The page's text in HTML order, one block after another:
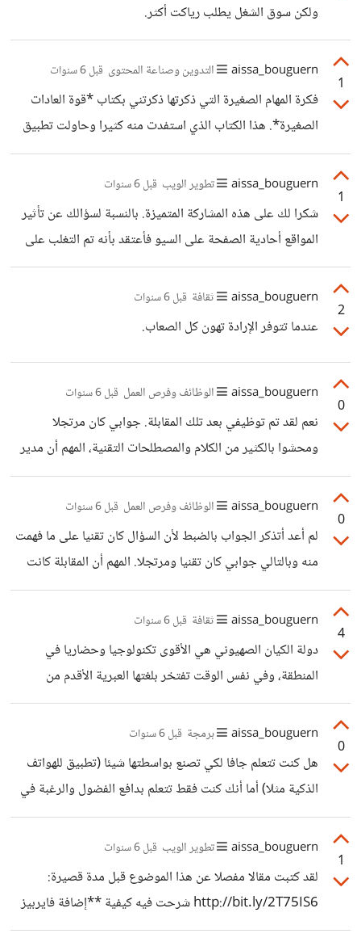
ولكن سوق الشغل يطلب رياكت أكثر.
1
aissa_bouguern التدوين وصناعة المحتوى قبل 6 سنوات
فكرة المهام الصغيرة التي ذكرتها ذكرتني بكتاب *قوة العادات
الصغيرة*. هذا الكتاب الذي استفدت منه كثيرا وحاولت تطبيق
بعض مما جاء فيه. في بعض الأحيان، مثل جميع المدونين، كنت
أشعر بعدم الرغبة في الكتابة وكأن حاجزا يحول بيني وبين لوحة
المفاتيح. هذا كان يفوت علي أياما أو أسابيع لا أكتب فيها شيئا!
بعد قراءتي للكتاب، قررت أن أجعل هدفي اليومي هو كتابة
1
aissa_bouguern تطوير الويب قبل 6 سنوات
شكرا لك على هذه المشاركة المتميزة. بالنسبة لسؤالك عن تأثير
المواقع أحادية الصفحة على السيو فأعتقد بأنه تم التغلب على
ذلك المشكل مع ظهور أطر عمل مثل Next.js و Nuxt.js التي
توفر إمكانية توليد (Rendering) الصفحات كاملة من الخادم
مما يضمن وصول عناكب محركات البحث إليها وقراءة محتواها.
2
aissa_bouguern ثقافة قبل 6 سنوات
عندما تتوفر الإرادة تهون كل الصعاب.
0
aissa_bouguern الوظائف وفرص العمل قبل 6 سنوات
نعم لقد تم توظيفي بعد تلك المقابلة. جوابي كان مرتجلا
ومحشوا بالكثير من الكلام والمصطلحات التقنية، المهم أن مدير
المقابلة شعر بأنني أجبت على السؤال أو على الأقل على جزء
منه.
0
aissa_bouguern الوظائف وفرص العمل قبل 6 سنوات
لم أعد أتذكر الجواب بالضبط لأن السؤال كان تقنيا على ما فهمت
منه وبالتالي جوابي كان تقنيا ومرتجلا. المهم أن المقابلة كانت
ناجحة :)
4
aissa_bouguern ثقافة قبل 6 سنوات
دولة الكيان الصهيوني هي الأقوى تكنولوجيا وحضاريا في
المنطقة، وفي نفس الوقت تفتخر بلغتها العبرية الأقدم من
العربية وتستعملها في البحث العلمي وفي الجامعات. السبب في
تقدمها هو كونها الدولة الأولى في العالم إنفاقا على البحث العلمي
بما يعادل 4% من ناتجها الداخلي الخام متبوعة بكوريا الجنوبية.
عربيا، السعودية هي الأكثر انفاقا على البحث والتطوير بما لا
يتجاوز 0.3% من ناتجها الوطني الإجمالي. هذا ما يفسر تراجع
باللغة ولا بالثقافة لا
0
aissa_bouguern برمجة قبل 6 سنوات
هل كنت تتعلم جافا لكي تصنع بواسطتها شيئا (تطبيق للهواتف
الذكية مثلا) أما أنك كنت فقط تتعلم بدافع الفضول والرغبة في
التعلم ؟
1
aissa_bouguern تطوير الويب قبل 6 سنوات
لقد كتبت مقالا مفصلا عن هذا الموضوع قبل مدة قصيرة:
http://bit.ly/2T75IS6 شرحت فيه كيفية **إضافة فايربيز
إلى مشروع رياكت**. إذا كان المقال لا يجيب على كامل